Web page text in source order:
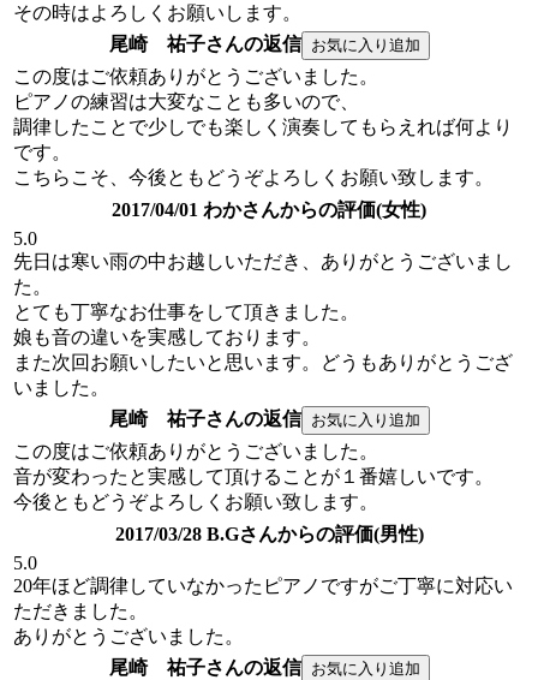
その時はよろしくお願いします。
尾崎 祐子さんの返信
この度はご依頼ありがとうございました。
ピアノの練習は大変なことも多いので、
調律したことで少しでも楽しく演奏してもらえれば何より
です。
こちらこそ、今後ともどうぞよろしくお願い致します。
2017/04/01 わかさんからの評価(女性)
5.0
先日は寒い雨の中お越しいただき、ありがとうございまし
た。
とても丁寧なお仕事をして頂きました。
娘も音の違いを実感しております。
また次回お願いしたいと思います。どうもありがとうござ
いました。
尾崎 祐子さんの返信
この度はご依頼ありがとうございました。
音が変わったと実感して頂けることが１番嬉しいです。
今後ともどうぞよろしくお願い致します。
2017/03/28 B.Gさんからの評価(男性)
5.0
20年ほど調律していなかったピアノですがご丁寧に対応い
ただきました。
ありがとうございました。
尾崎 祐子さんの返信